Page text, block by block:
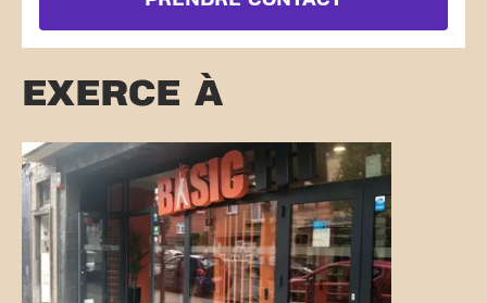
EXERCE À